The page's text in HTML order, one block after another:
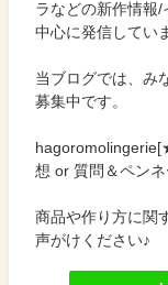
ラなどの新作情報
中心に発信してい
当ブログでは、み
募集中です。
想 or 質問＆ペン
商品や作り方に関
声がけください♪